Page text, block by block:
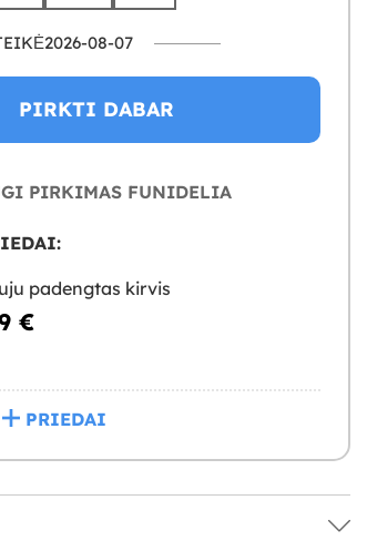
08-07
PIRKTI DABAR
PIRKIMAS FUNIDELIA
padengtas kirvis
€
PRIEDAI